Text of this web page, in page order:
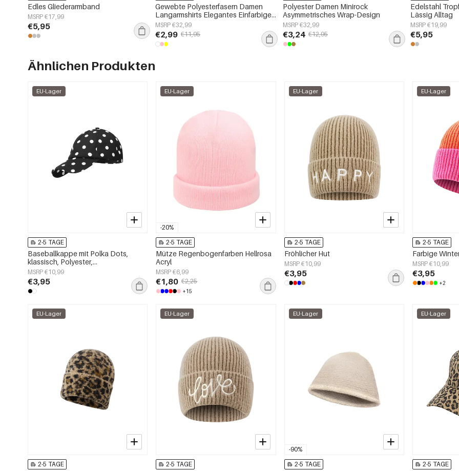
Edles Gliederarmband
MSRP €17,99
€5,95
Gewebte Polyesterfasern Damen
Langarmshirts Elegantes Einfarbiges
Frühling/Sommer
MSRP €32,99
€2,99 €11,95
Polyester Damen Minirock
Asymmetrisches Wrap-Design
MSRP €32,99
€3,24 €12,95
Edelstahl
Lässig Alltag
MSRP €19,99
€5,95
Ähnlichen Produkten
EU-Lager
2-5 TAGE
Baseballkappe mit Polka Dots,
klassisch, Polyester,
Alltagsaccessoire
MSRP €10,99
€3,95
-20%
EU-Lager
2-5 TAGE
Mütze Regenbogenfarben Hellrosa
Acryl
MSRP €6,99
€1,80 €2,25
+15
EU-Lager
2-5 TAGE
Fröhlicher Hut
MSRP €10,99
€3,95
EU-Lager
2-5 TAGE
Farbige
MSRP €10,99
€3,95
+2
EU-Lager
2-5 TAGE
EU-Lager
2-5 TAGE
-90%
EU-Lager
2-5 TAGE
EU-Lager
2-5 TAGE